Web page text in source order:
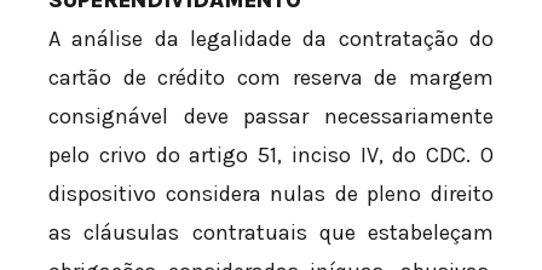
A análise da legalidade da contratação do
cartão de crédito com reserva de margem
consignável deve passar necessariamente
pelo crivo do artigo 51, inciso IV, do CDC. O
dispositivo considera nulas de pleno direito
as cláusulas contratuais que estabeleçam